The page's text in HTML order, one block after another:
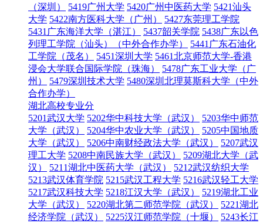
（深圳）
5419广州大学 5420广州中医药大学 5421汕头
大学 5422南方医科大学（广州）
5427东莞理工学院
5431广东海洋大学（湛江）
5437韶关学院 5438广东以色
列理工学院（汕头）（中外合作办学）
5441广东石油化
工学院（茂名）
5451深圳大学 5461北京师范大学-香港
浸会大学联合国际学院（珠海）
5478广东工业大学（广
州）
5479深圳技术大学 5480深圳北理莫斯科大学（中外
合作办学）
湖北高校专业分
5201武汉大学 5202华中科技大学（武汉）
5203华中师范
大学（武汉）
5204华中农业大学（武汉）
5205中国地质
大学（武汉）
5206中南财经政法大学（武汉）
5207武汉
理工大学 5208中南民族大学（武汉）
5209湖北大学（武
汉）
5211湖北中医药大学（武汉）
5212武汉纺织大学
5213武汉体育学院 5215武汉工程大学 5216武汉轻工大学
5217武汉科技大学 5218江汉大学（武汉）
5219湖北工业
大学（武汉）
5220湖北第二师范学院（武汉）
5221湖北
经济学院（武汉）
5225汉江师范学院（十堰）
5243长江